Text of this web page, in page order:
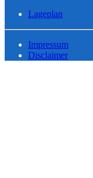
Lageplan
Impressum
Disclaimer